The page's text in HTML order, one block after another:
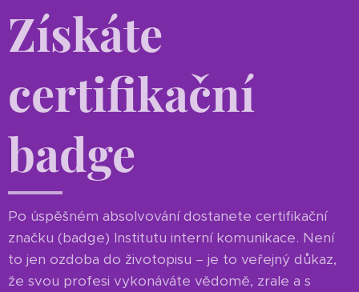
Získáte
certifikační
badge
Po úspěšném absolvování dostanete certifikační
značku (badge) Institutu interní komunikace. Není
to jen ozdoba do životopisu – je to veřejný důkaz,
že svou profesi vykonáváte vědomě, zrale a s